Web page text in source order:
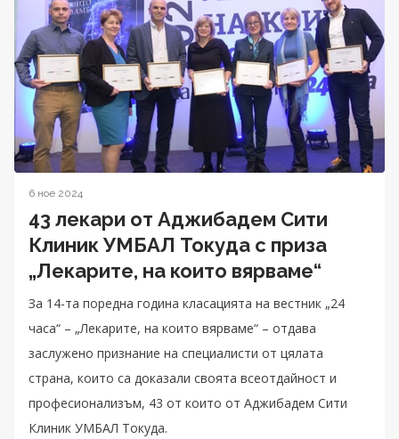
6 ное 2024
43 лекари от Аджибадем Сити
Клиник УМБАЛ Токуда с приза
„Лекарите, на които вярваме“
За 14-та поредна година класацията на вестник „24
часа“ – „Лекарите, на които вярваме“ – отдава
заслужено признание на специалисти от цялата
страна, които са доказали своята всеотдайност и
професионализъм, 43 от които от Аджибадем Сити
Клиник УМБАЛ Токуда.